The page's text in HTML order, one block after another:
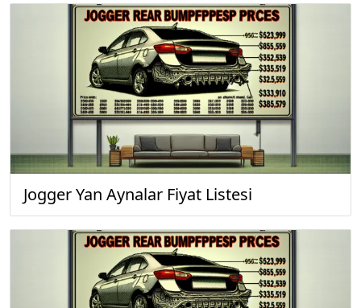
Jogger Yan Aynalar Fiyat Listesi